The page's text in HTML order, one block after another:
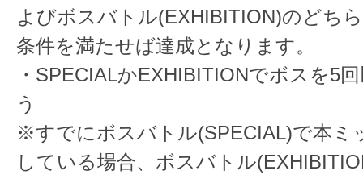
よびボスバトル(EXHIBITION)のどち
条件を満たせば達成となります。
・SPECIALかEXHIBITIONでボスを5
う
※すでにボスバトル(SPECIAL)で本ミ
している場合、ボスバトル